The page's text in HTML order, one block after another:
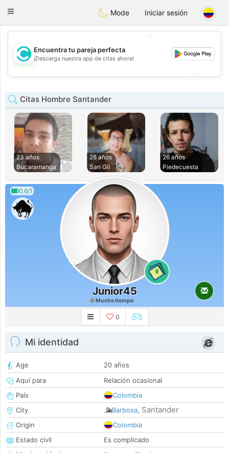
olombiaCitas
Toggle
Mode Iniciar sesión
💖
💕
Encuentra tu pareja perfecta
¡Descarga nuestra app de citas ahora!
Citas Hombre Santander
23 años
Bucaramanga
28 años
San Gil
26 años
Piedecuesta
0.6/1
0
Junior45
Mucho tiempo
0
Mi identidad
Age
20 años
Aquí para
Relación ocasional
País
Colombia
City
Barbosa, Santander
Origin
Colombia
Estado civil
Es complicado